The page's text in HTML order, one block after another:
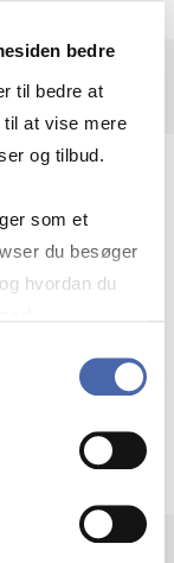
bedre
til bedre at
til at vise mere
og tilbud.
som et
du besøger
hvordan du
altid trække
and
and use
– and
ways